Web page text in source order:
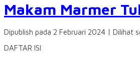
Makam Marmer
Dipublish pada 2 Februari 2024 | Dilihat
DAFTAR ISI